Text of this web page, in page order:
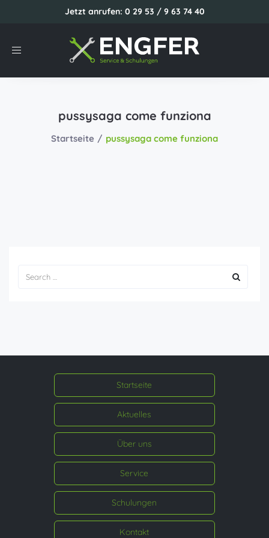
Jetzt anrufen: 0 29 53 / 9 63 74 40
Toggle
pussysaga come funziona
Startseite pussysaga come funziona
Startseite
Aktuelles
Über uns
Service
Schulungen
Kontakt